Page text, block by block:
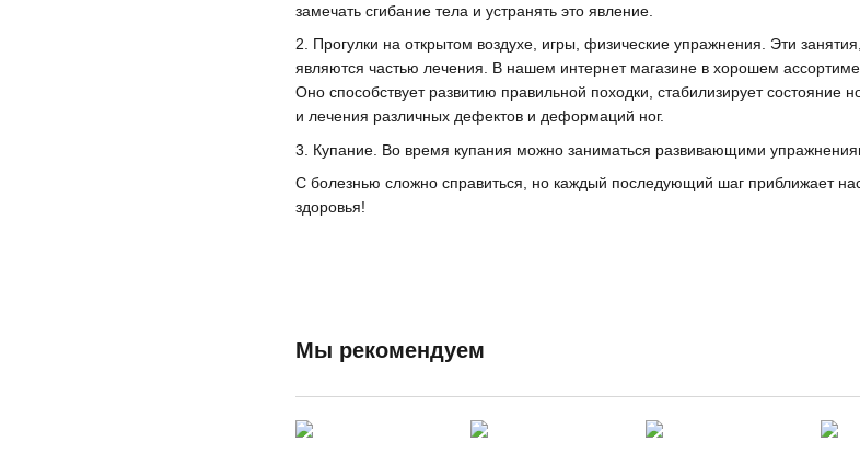
замечать сгибание тела и устранять это явление.
2. Прогулки на открытом воздухе, игры, физические упражнения. Эти
являются частью лечения. В нашем интернет магазине в хорошем
Оно способствует развитию правильной походки, стабилизирует
и лечения различных дефектов и деформаций ног.
3. Купание. Во время купания можно заниматься развивающими
С болезнью сложно справиться, но каждый последующий шаг приближает
здоровья!
Мы рекомендуем